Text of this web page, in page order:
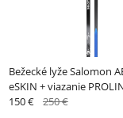
Bežecké lyže Salomon
eSKIN + viazanie
150 € 250 €